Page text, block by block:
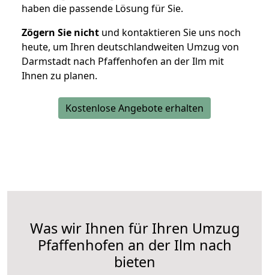
haben die passende Lösung für Sie.
Zögern Sie nicht und kontaktieren Sie uns noch
heute, um Ihren deutschlandweiten Umzug von
Darmstadt nach Pfaffenhofen an der Ilm mit
Ihnen zu planen.
Kostenlose Angebote erhalten
Was wir Ihnen für Ihren Umzug
Pfaffenhofen an der Ilm nach
bieten